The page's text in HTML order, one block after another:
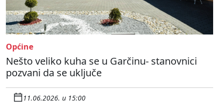
Općine
Nešto veliko kuha se u Garčinu- stanovnici
pozvani da se uključe
11.06.2026. u 15:00